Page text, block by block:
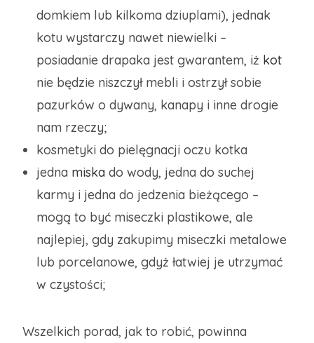
domkiem lub kilkoma dziuplami), jednak
kotu wystarczy nawet niewielki –
posiadanie drapaka jest gwarantem, iż kot
nie będzie niszczył mebli i ostrzył sobie
pazurków o dywany, kanapy i inne drogie
nam rzeczy;
kosmetyki do pielęgnacji oczu kotka
jedna miska do wody, jedna do suchej
karmy i jedna do jedzenia bieżącego –
mogą to być miseczki plastikowe, ale
najlepiej, gdy zakupimy miseczki metalowe
lub porcelanowe, gdyż łatwiej je utrzymać
w czystości;
Wszelkich porad, jak to robić, powinna